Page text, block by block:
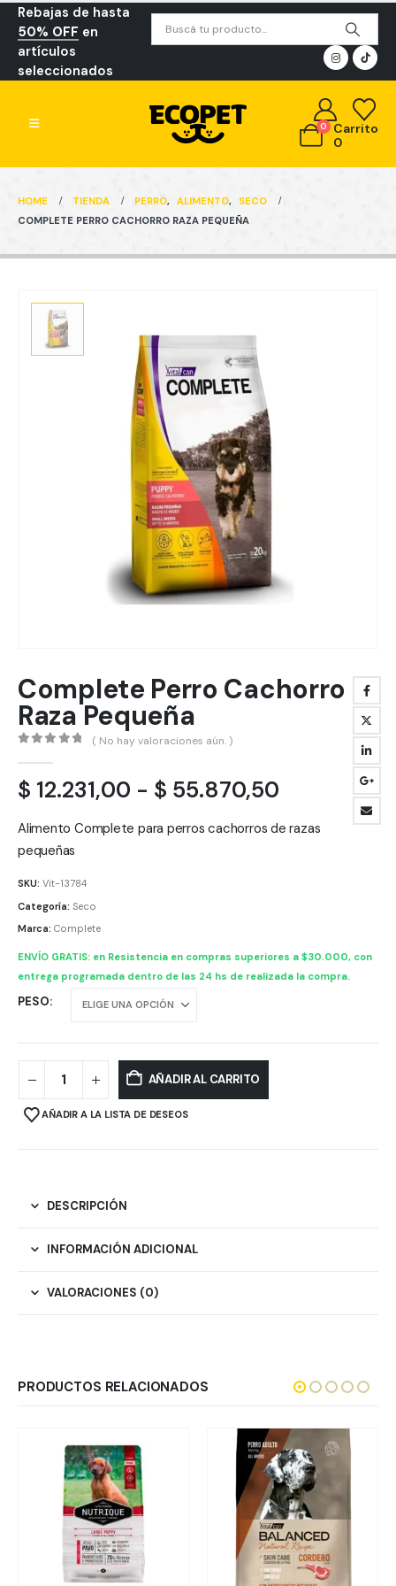
Rebajas de hasta
50% OFF en
artículos
seleccionados
0
Carrito
0
HOME TIENDA PERRO, ALIMENTO,
SECO
COMPLETE PERRO CACHORRO RAZA PEQUEÑA
Complete Perro Cachorro
Raza Pequeña
( No hay valoraciones aún. )
$ 12.231,00 - $ 55.870,50
precios:
Alimento Complete para perros cachorros de razas
pequeñas
SKU: Vit-13784
Categoría: Seco
Marca: Complete
ENVÍO GRATIS: en Resistencia en compras superiores a $30.000, con
entrega programada dentro de las 24 hs de realizada la compra.
PESO
AÑADIR AL CARRITO
AÑADIR A LA LISTA DE DESEOS
DESCRIPCIÓN
INFORMACIÓN ADICIONAL
VALORACIONES (0)
PRODUCTOS RELACIONADOS